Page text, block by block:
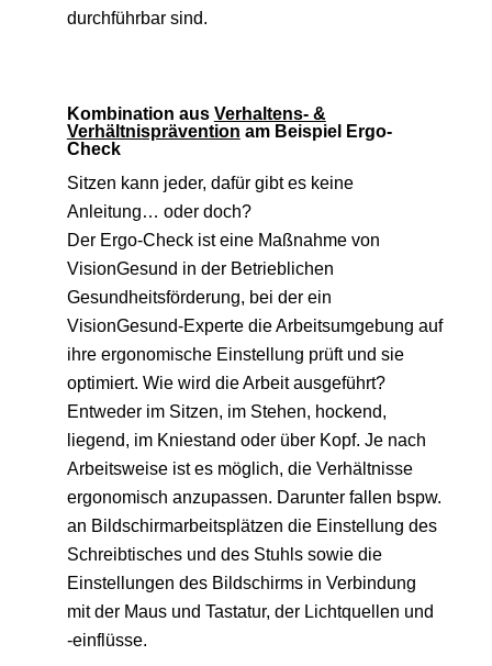
durchführbar sind.
Kombination aus Verhaltens- &
Verhältnisprävention am Beispiel Ergo-
Check
Sitzen kann jeder, dafür gibt es keine
Anleitung… oder doch?
Der Ergo-Check ist eine Maßnahme von
VisionGesund in der Betrieblichen
Gesundheitsförderung, bei der ein
VisionGesund-Experte die Arbeitsumgebung auf
ihre ergonomische Einstellung prüft und sie
optimiert. Wie wird die Arbeit ausgeführt?
Entweder im Sitzen, im Stehen, hockend,
liegend, im Kniestand oder über Kopf. Je nach
Arbeitsweise ist es möglich, die Verhältnisse
ergonomisch anzupassen. Darunter fallen bspw.
an Bildschirmarbeitsplätzen die Einstellung des
Schreibtisches und des Stuhls sowie die
Einstellungen des Bildschirms in Verbindung
mit der Maus und Tastatur, der Lichtquellen und
-einflüsse.